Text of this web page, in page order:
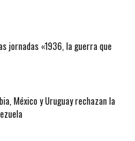
jornadas «1936, la guerra que
México y Uruguay rechazan la